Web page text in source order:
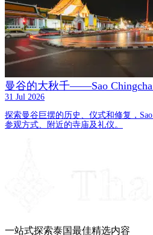
曼谷的大秋千——Sao
31 Jul 2026
探索曼谷巨摆的历史、仪式和修复，Sao
参观方式、附近的寺庙及礼仪。
一站式探索泰国最佳精选内容